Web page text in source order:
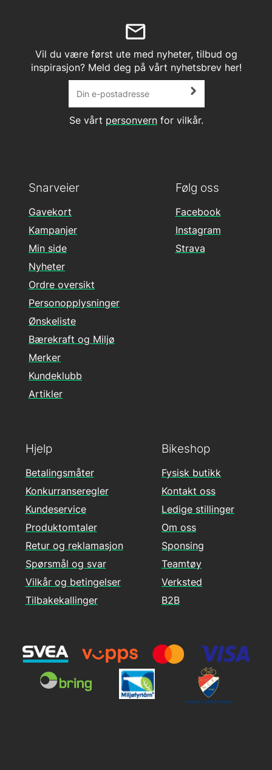
Vil du være først ute med nyheter, tilbud og
inspirasjon? Meld deg på vårt nyhetsbrev her!
Se vårt personvernfor vilkår.
Følg oss
Facebook
Instagram
Strava
Hjelp
Betalingsmåter
Konkurranseregler
Kundeservice
Produktomtaler
Retur og reklamasjon
Spørsmål og svar
Vilkår og betingelser
Tilbakekallinger
Snarveier
Gavekort
Kampanjer
Min side
Nyheter
Ordre oversikt
Personopplysninger
Ønskeliste
Bærekraft og Miljø
Merker
Kundeklubb
Artikler
Bikeshop
Fysisk butikk
Kontakt oss
Ledige stillinger
Om oss
Sponsing
Teamtøy
Verksted
B2B